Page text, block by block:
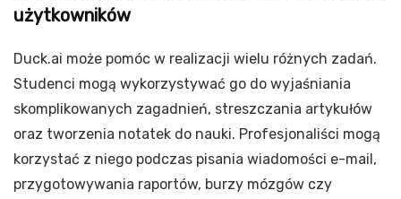
użytkowników
Duck.ai może pomóc w realizacji wielu różnych zadań.
Studenci mogą wykorzystywać go do wyjaśniania
skomplikowanych zagadnień, streszczania artykułów
oraz tworzenia notatek do nauki. Profesjonaliści mogą
korzystać z niego podczas pisania wiadomości e-mail,
przygotowywania raportów, burzy mózgów czy